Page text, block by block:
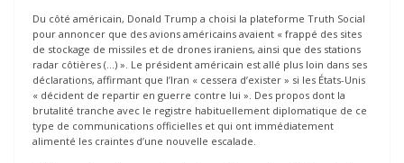
Du côté américain, Donald Trump a choisi la plateforme Truth Social
pour annoncer que des avions américains avaient « frappé des sites
de stockage de missiles et de drones iraniens, ainsi que des stations
radar côtières (…) ». Le président américain est allé plus loin dans ses
déclarations, affirmant que l’Iran « cessera d’exister » si les États-Unis
« décident de repartir en guerre contre lui ». Des propos dont la
brutalité tranche avec le registre habituellement diplomatique de ce
type de communications officielles et qui ont immédiatement
alimenté les craintes d’une nouvelle escalade.